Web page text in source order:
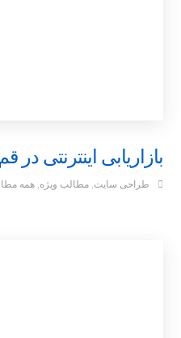
بازاریابی اینترنتی در قم
طراحی سایت ,مطالب ویژه ,همه